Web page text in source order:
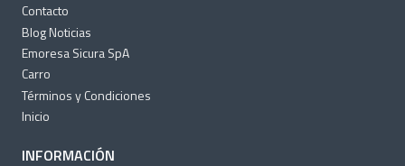
Contacto
Blog Noticias
Emoresa Sicura SpA
Carro
Términos y Condiciones
Inicio
INFORMACIÓN